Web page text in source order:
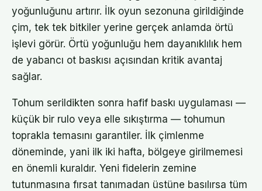
yoğunluğunu artırır. İlk oyun sezonuna girildiğinde
çim, tek tek bitkiler yerine gerçek anlamda örtü
işlevi görür. Örtü yoğunluğu hem dayanıklılık hem
de yabancı ot baskısı açısından kritik avantaj
sağlar.
Tohum serildikten sonra hafif baskı uygulaması —
küçük bir rulo veya elle sıkıştırma — tohumun
toprakla temasını garantiler. İlk çimlenme
döneminde, yani ilk iki hafta, bölgeye girilmemesi
en önemli kuraldır. Yeni fidelerin zemine
tutunmasına fırsat tanımadan üstüne basılırsa tüm